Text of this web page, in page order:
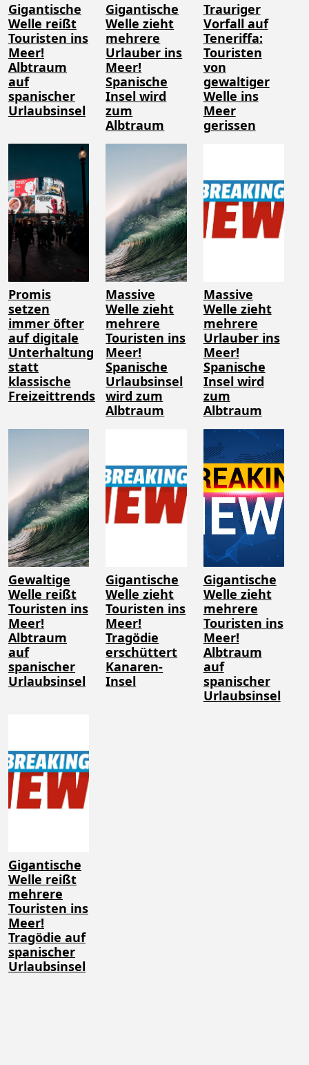
Gigantische
Welle reißt
Touristen ins
Meer!
Albtraum
auf
spanischer
Urlaubsinsel
Gigantische
Welle zieht
mehrere
Urlauber ins
Meer!
Spanische
Insel wird
zum
Albtraum
Trauriger
Vorfall auf
Teneriffa:
Touristen
von
gewaltiger
Welle ins
Meer
gerissen
Promis
setzen
immer öfter
auf digitale
Unterhaltung
statt
klassische
Freizeittrends
Massive
Welle zieht
mehrere
Touristen ins
Meer!
Spanische
Urlaubsinsel
wird zum
Albtraum
Massive
Welle zieht
mehrere
Urlauber ins
Meer!
Spanische
Insel wird
zum
Albtraum
Gewaltige
Welle reißt
Touristen ins
Meer!
Albtraum
auf
spanischer
Urlaubsinsel
Gigantische
Welle zieht
Touristen ins
Meer!
Tragödie
erschüttert
Kanaren-
Insel
Gigantische
Welle zieht
mehrere
Touristen ins
Meer!
Albtraum
auf
spanischer
Urlaubsinsel
Gigantische
Welle reißt
mehrere
Touristen ins
Meer!
Tragödie auf
spanischer
Urlaubsinsel